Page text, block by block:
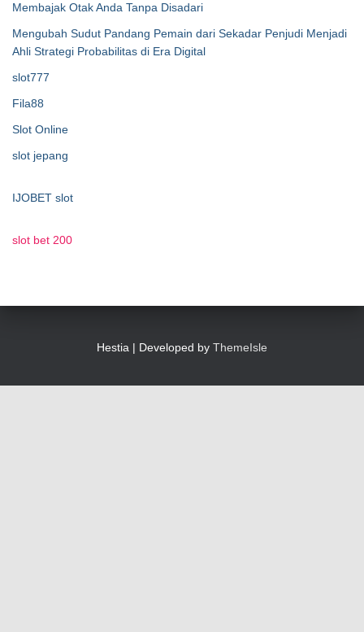
Membajak Otak Anda Tanpa Disadari
Mengubah Sudut Pandang Pemain dari Sekadar Penjudi Menjadi
Ahli Strategi Probabilitas di Era Digital
slot777
Fila88
Slot Online
slot jepang
IJOBET slot
slot bet 200
Hestia | Developed by ThemeIsle